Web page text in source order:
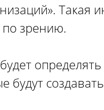
Такая
зрению.
будут